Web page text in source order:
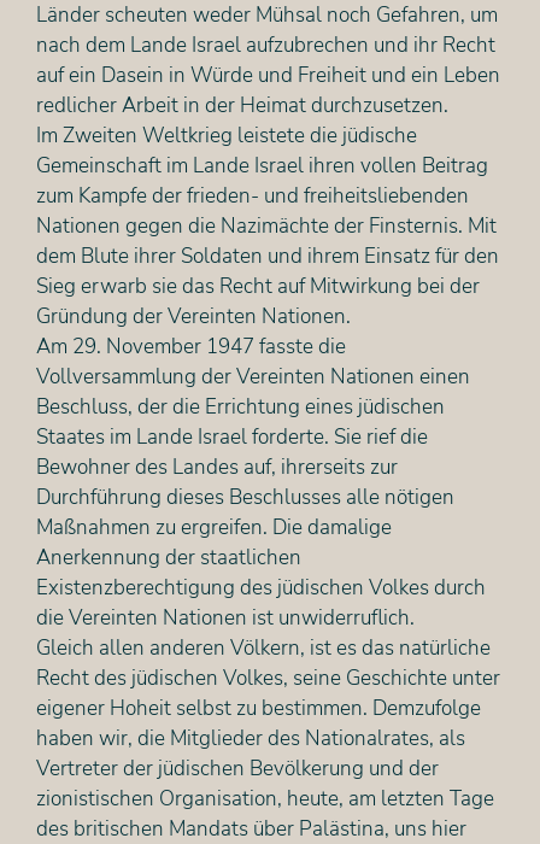
Länder scheuten weder Mühsal noch Gefahren, um
nach dem Lande Israel aufzubrechen und ihr Recht
auf ein Dasein in Würde und Freiheit und ein Leben
redlicher Arbeit in der Heimat durchzusetzen.
Im Zweiten Weltkrieg leistete die jüdische
Gemeinschaft im Lande Israel ihren vollen Beitrag
zum Kampfe der frieden- und freiheitsliebenden
Nationen gegen die Nazimächte der Finsternis. Mit
dem Blute ihrer Soldaten und ihrem Einsatz für den
Sieg erwarb sie das Recht auf Mitwirkung bei der
Gründung der Vereinten Nationen.
Am 29. November 1947 fasste die
Vollversammlung der Vereinten Nationen einen
Beschluss, der die Errichtung eines jüdischen
Staates im Lande Israel forderte. Sie rief die
Bewohner des Landes auf, ihrerseits zur
Durchführung dieses Beschlusses alle nötigen
Maßnahmen zu ergreifen. Die damalige
Anerkennung der staatlichen
Existenzberechtigung des jüdischen Volkes durch
die Vereinten Nationen ist unwiderruflich.
Gleich allen anderen Völkern, ist es das natürliche
Recht des jüdischen Volkes, seine Geschichte unter
eigener Hoheit selbst zu bestimmen. Demzufolge
haben wir, die Mitglieder des Nationalrates, als
Vertreter der jüdischen Bevölkerung und der
zionistischen Organisation, heute, am letzten Tage
des britischen Mandats über Palästina, uns hier